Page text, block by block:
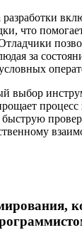
что
за
выбор